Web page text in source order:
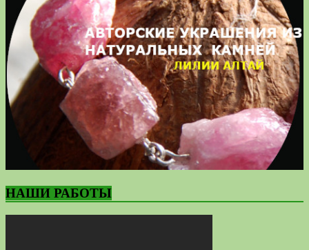
НАШИ РАБОТЫ